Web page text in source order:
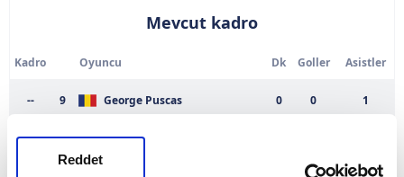
Reddet
Mevcut kadro
Kadro Oyuncu Dk Goller Asistler
-- 9 George Puscas 0 0 1
KAL 1 Diogo Sousa